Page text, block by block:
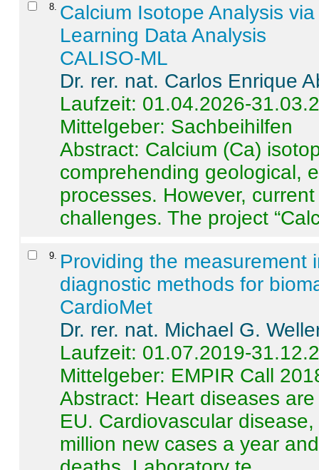
8 Calcium Isotope Analysis
Learning Data Analysis
CALISO-ML
Dr. rer. nat. Carlos Enrique
Laufzeit: 01.04.2026-
Mittelgeber: Sachbeihilfen
Abstract: Calcium (Ca)
comprehending geological,
processes. However,
challenges. The project
9
Providing the measurement
diagnostic methods for
CardioMet
Dr. rer. nat. Michael G.
Laufzeit: 01.07.2019-
Mittelgeber: EMPIR Call
Abstract: Heart diseases
EU. Cardiovascular
million new cases a year